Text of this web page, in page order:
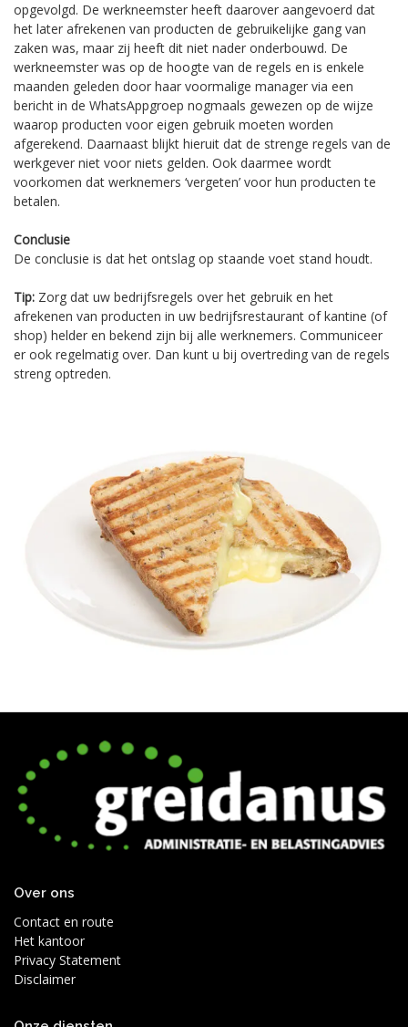
opgevolgd. De werkneemster heeft daarover aangevoerd dat
het later afrekenen van producten de gebruikelijke gang van
zaken was, maar zij heeft dit niet nader onderbouwd. De
werkneemster was op de hoogte van de regels en is enkele
maanden geleden door haar voormalige manager via een
bericht in de WhatsAppgroep nogmaals gewezen op de wijze
waarop producten voor eigen gebruik moeten worden
afgerekend. Daarnaast blijkt hieruit dat de strenge regels van de
werkgever niet voor niets gelden. Ook daarmee wordt
voorkomen dat werknemers ‘vergeten’ voor hun producten te
betalen.
Conclusie
De conclusie is dat het ontslag op staande voet stand houdt.
Tip: Zorg dat uw bedrijfsregels over het gebruik en het
afrekenen van producten in uw bedrijfsrestaurant of kantine (of
shop) helder en bekend zijn bij alle werknemers. Communiceer
er ook regelmatig over. Dan kunt u bij overtreding van de regels
streng optreden.
Over ons
Contact en route
Het kantoor
Privacy Statement
Disclaimer